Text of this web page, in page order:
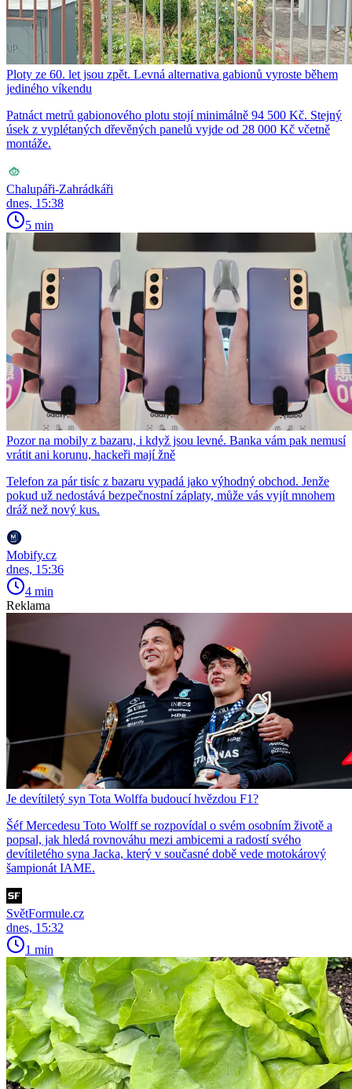
Ploty ze 60. let jsou zpět. Levná alternativa gabionů vyroste během
jediného víkendu
Patnáct metrů gabionového plotu stojí minimálně 94 500 Kč. Stejný
úsek z vyplétaných dřevěných panelů vyjde od 28 000 Kč včetně
montáže.
Chalupáři-Zahrádkáři
dnes, 15:38
5 min
Pozor na mobily z bazaru, i když jsou levné. Banka vám pak nemusí
vrátit ani korunu, hackeři mají žně
Telefon za pár tisíc z bazaru vypadá jako výhodný obchod. Jenže
pokud už nedostává bezpečnostní záplaty, může vás vyjít mnohem
dráž než nový kus.
Mobify.cz
dnes, 15:36
4 min
Reklama
Je devítiletý syn Tota Wolffa budoucí hvězdou F1?
Šéf Mercedesu Toto Wolff se rozpovídal o svém osobním životě a
popsal, jak hledá rovnováhu mezi ambicemi a radostí svého
devítiletého syna Jacka, který v současné době vede motokárový
šampionát IAME.
SvětFormule.cz
dnes, 15:32
1 min